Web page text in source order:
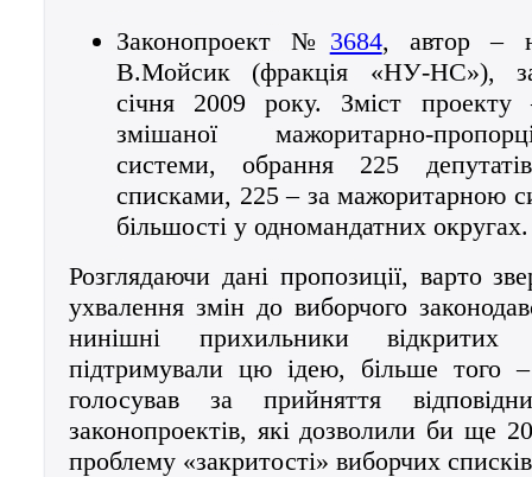
Законопроект № 3684, автор –
В.Мойсик (фракція «НУ-НС»),
січня 2009 року. Зміст
змішаної мажоритарно-
системи, обрання 225
списками, 225 – за мажоритарною
більшості у одномандатних округах.
Розглядаючи дані пропозиції, варто
ухвалення змін до виборчого
нинішні прихильники відкритих
підтримували цю ідею, більше того
голосував за прийняття
законопроектів, які дозволили би ще
проблему «закритості» виборчих